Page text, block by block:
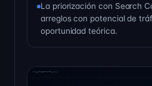
La priorización con Search
arreglos con potencial de
oportunidad teórica.